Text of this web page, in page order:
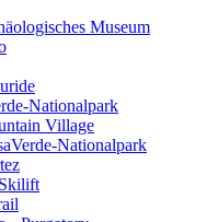
Museum
Nationalpark
Village
Nationalpark